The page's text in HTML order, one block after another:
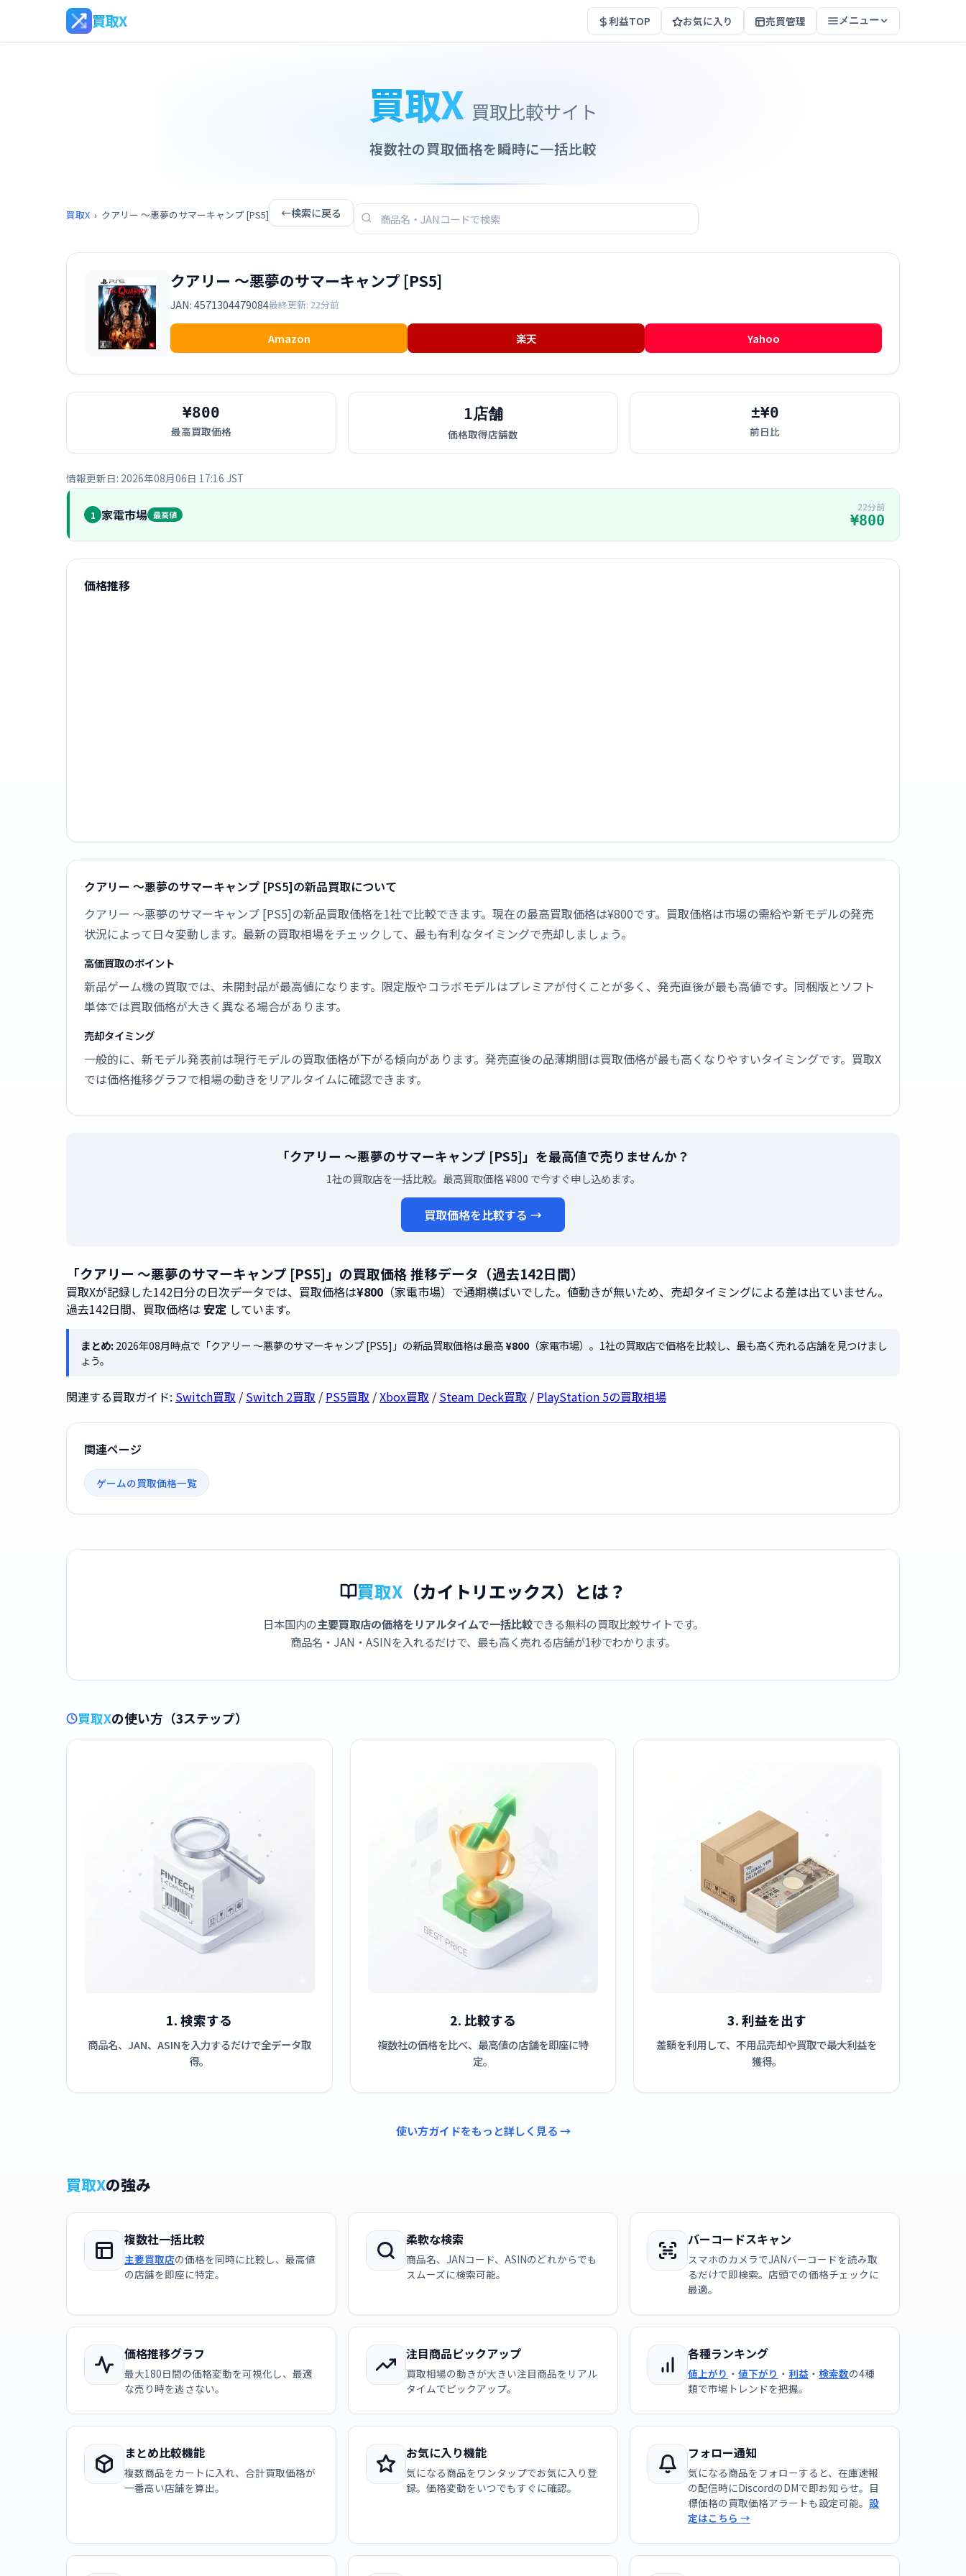
買取X 利益TOP お気に入り 売買管理 メニュー
買取X 買取比較サイト
複数社の買取価格を瞬時に一括比較
買取X › クアリー 〜悪夢のサマーキャンプ [PS5] ←検索に戻る
クアリー 〜悪夢のサマーキャンプ [PS5]
JAN: 4571304479084最終更新: 22分前
Amazon 楽天 Yahoo
¥800
最高買取価格
1店舗
価格取得店舗数
±¥0
前日比
情報更新日: 2026年08月06日 17:16 JST
1 家電市場 最高値
22分前
¥800
価格推移
クアリー 〜悪夢のサマーキャンプ [PS5]の新品買取について
クアリー 〜悪夢のサマーキャンプ [PS5]の新品買取価格を1社で比較できます。現在の最高買取価格は¥800です。買取価格は市場の需給や新モデルの発売
状況によって日々変動します。最新の買取相場をチェックして、最も有利なタイミングで売却しましょう。
高価買取のポイント
新品ゲーム機の買取では、未開封品が最高値になります。限定版やコラボモデルはプレミアが付くことが多く、発売直後が最も高値です。同梱版とソフト
単体では買取価格が大きく異なる場合があります。
売却タイミング
一般的に、新モデル発表前は現行モデルの買取価格が下がる傾向があります。発売直後の品薄期間は買取価格が最も高くなりやすいタイミングです。買取X
では価格推移グラフで相場の動きをリアルタイムに確認できます。
「クアリー 〜悪夢のサマーキャンプ [PS5]」を最高値で売りませんか？
1社の買取店を一括比較。最高買取価格 ¥800 で今すぐ申し込めます。
買取価格を比較する →
「クアリー 〜悪夢のサマーキャンプ [PS5]」の買取価格 推移データ（過去142日間）
買取Xが記録した142日分の日次データでは、買取価格は¥800 （家電市場）で通期横ばいでした。値動きが無いため、売却タイミングによる差は出ていません。
過去142日間、買取価格は 安定 しています。
まとめ:2026年08月時点で「クアリー 〜悪夢のサマーキャンプ [PS5]」の新品買取価格は最高¥800（家電市場）。1社の買取店で価格を比較し、最も高く売れる店舗を見つけまし
ょう。
関連する買取ガイド: Switch買取 / Switch 2買取 / PS5買取 /Xbox買取 / Steam Deck買取 / PlayStation 5の買取相場
関連ページ
ゲームの買取価格一覧
買取X （カイトリエックス）とは？
日本国内の主要買取店の価格をリアルタイムで一括比較できる無料の買取比較サイトです。
商品名・JAN・ASINを入れるだけで、最も高く売れる店舗が1秒でわかります。
買取Xの使い方（3ステップ）
1. 検索する
商品名、JAN、ASINを入力するだけで全データ取
得。
2. 比較する
複数社の価格を比べ、最高値の店舗を即座に特
定。
3. 利益を出す
差額を利用して、不用品売却や買取で最大利益を
獲得。
使い方ガイドをもっと詳しく見る →
買取Xの強み
複数社一括比較
主要買取店の価格を同時に比較し、最高値
の店舗を即座に特定。
柔軟な検索
商品名、JANコード、ASINのどれからでも
スムーズに検索可能。
バーコードスキャン
スマホのカメラでJANバーコードを読み取
るだけで即検索。店頭での価格チェックに
最適。
価格推移グラフ
最大180日間の価格変動を可視化し、最適
な売り時を逃さない。
注目商品ピックアップ
買取相場の動きが大きい注目商品をリアル
タイムでピックアップ。
各種ランキング
値上がり ・ 値下がり ・ 利益 ・ 検索数の4種
類で市場トレンドを把握。
まとめ比較機能
複数商品をカートに入れ、合計買取価格が
一番高い店舗を算出。
お気に入り機能
気になる商品をワンタップでお気に入り登
録。価格変動をいつでもすぐに確認。
フォロー通知
気になる商品をフォローすると、在庫速報
の配信時にDiscordのDMで即お知らせ。目
標価格の買取価格アラートも設定可能。 設
定はこちら →